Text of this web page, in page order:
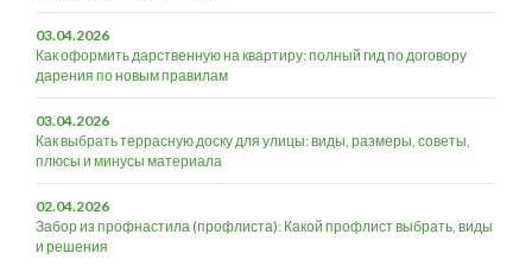
03.04.2026
Как оформить дарственную на квартиру: полный гид по договору
дарения по новым правилам
03.04.2026
Как выбрать террасную доску для улицы: виды, размеры, советы,
плюсы и минусы материала
02.04.2026
Забор из профнастила (профлиста): Какой профлист выбрать, виды
и решения